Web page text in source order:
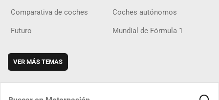
Comparativa de coches Coches autónomos
Futuro Mundial de Fórmula 1
VER MÁS TEMAS